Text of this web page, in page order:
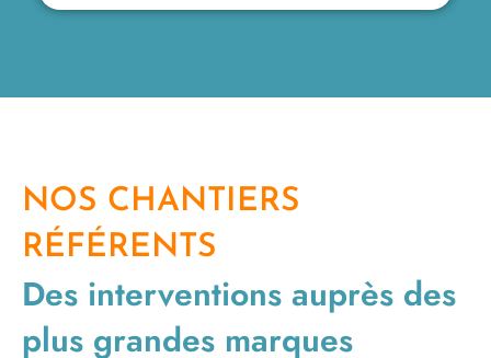
NOS CHANTIERS
RÉFÉRENTS
Des interventions auprès des
plus grandes marques